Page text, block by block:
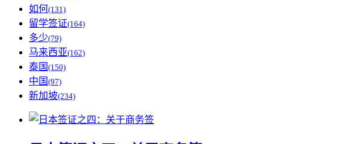
如何(131)
留学签证(164)
多少(79)
马来西亚(162)
泰国 (150)
中国 (97)
新加坡(234)